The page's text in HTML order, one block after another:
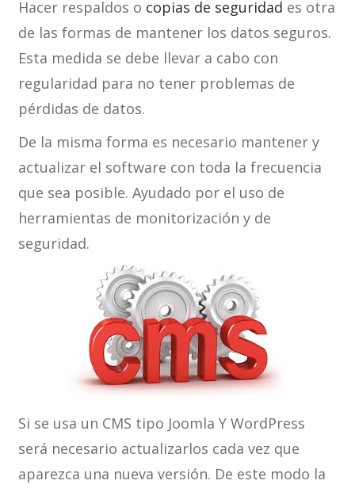
Hacer respaldos o copias de seguridad es otra
de las formas de mantener los datos seguros.
Esta medida se debe llevar a cabo con
regularidad para no tener problemas de
pérdidas de datos.
De la misma forma es necesario mantener y
actualizar el software con toda la frecuencia
que sea posible. Ayudado por el uso de
herramientas de monitorización y de
seguridad.
Si se usa un CMS tipo Joomla Y WordPress
será necesario actualizarlos cada vez que
aparezca una nueva versión. De este modo la